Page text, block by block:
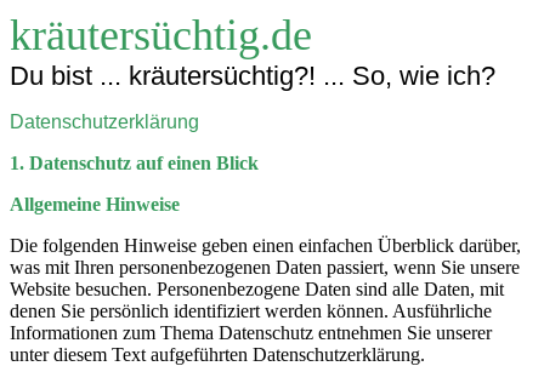
kräutersüchtig.de
Du bist ... kräutersüchtig?! ... So, wie ich?
Datenschutzerklärung
1. Datenschutz auf einen Blick
Allgemeine Hinweise
Die folgenden Hinweise geben einen einfachen Überblick darüber,
was mit Ihren personenbezogenen Daten passiert, wenn Sie unsere
Website besuchen. Personenbezogene Daten sind alle Daten, mit
denen Sie persönlich identifiziert werden können. Ausführliche
Informationen zum Thema Datenschutz entnehmen Sie unserer
unter diesem Text aufgeführten Datenschutzerklärung.